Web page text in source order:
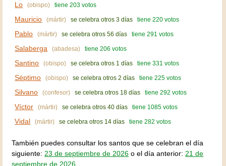
Lo (obispo) tiene 203 votos
Mauricio (mártir) se celebra otros 3 días tiene 220 votos
Pablo (mártir) se celebra otros 56 días tiene 291 votos
Salaberga (abadesa) tiene 206 votos
Santino (obispo) se celebra otros 1 días tiene 331 votos
Séptimo (obispo) se celebra otros 2 días tiene 225 votos
Silvano (confesor) se celebra otros 18 días tiene 292 votos
Víctor (mártir) se celebra otros 40 días tiene 1085 votos
Vidal (mártir) se celebra otros 14 días tiene 282 votos
También puedes consultar los santos que se celebran el día
siguiente:23 de septiembre de 2026 o el día anterior:21 de
septiembre de 2026.